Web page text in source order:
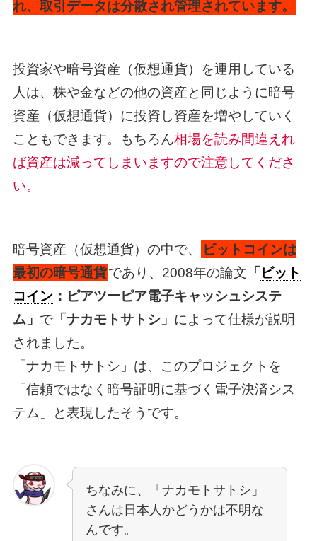
れ、取引データは分散され管理されています。
投資家や暗号資産（仮想通貨）を運用している
人は、株や金などの他の資産と同じように暗号
資産（仮想通貨）に投資し資産を増やしていく
こともできます。もちろん相場を読み間違えれ
ば資産は減ってしまいますので注意してくださ
い。
暗号資産（仮想通貨）の中で、
ビットコインは
最初の暗号通貨であり、2008年の論文 「ビット
コイン：ピアツーピア電子キャッシュシステ
ム」 で「ナカモトサトシ」 によって仕様が説明
されました。
「ナカモトサトシ」は、このプロジェクトを
「信頼ではなく暗号証明に基づく電子決済シス
テム」と表現したそうです。
ちなみに、「ナカモトサトシ」
さんは日本人かどうかは不明な
んです。